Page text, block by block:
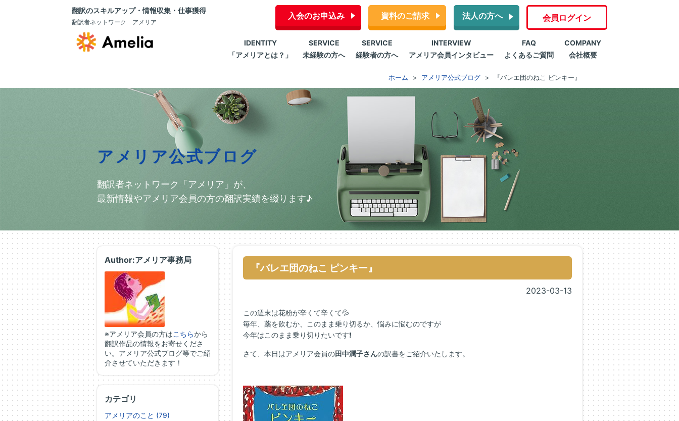
翻訳のスキルアップ・情報収集・仕事獲得
翻訳者ネットワーク アメリア
入会のお申込み 資料のご請求 法人の方へ 会員ログイン
IDENTITY
「アメリアとは？」
SERVICE
未経験の方へ
SERVICE
経験者の方へ
INTERVIEW
アメリア会員インタビュー
FAQ
よくあるご質問
COMPANY
会社概要
ホーム アメリア公式ブログ 『バレエ団のねこ ピンキー』
アメリア公式ブログ
翻訳者ネットワーク「アメリア」が、
最新情報やアメリア会員の方の翻訳実績を綴ります♪
『バレエ団のねこ ピンキー』
2023-03-13
この週末は花粉が辛くて辛くて💦
毎年、薬を飲むか、このまま乗り切るか、悩みに悩むのですが
今年はこのまま乗り切りたいです❗
さて、本日はアメリア会員の田中潤子さんの訳書をご紹介いたします。
Author:アメリア事務局
※アメリア会員の方はこちらから
翻訳作品の情報をお寄せくださ
い。アメリア公式ブログ等でご紹
介させていただきます！
カテゴリ
アメリアのこと (79)